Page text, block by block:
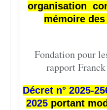
organisation
mémoire
Fondation pour
rapport
Décret n° 2025-
2025 portant